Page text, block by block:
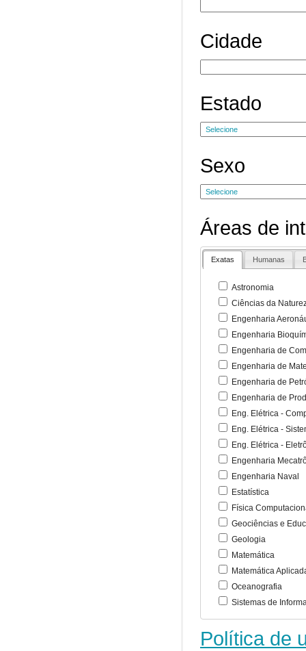
Cidade
Estado
Sexo
Áreas de
Exatas Humanas
Astronomia
Ciências da
Engenharia
Engenharia
Engenharia de
Engenharia de
Engenharia de
Engenharia de
Eng. Elétrica -
Eng. Elétrica -
Eng. Elétrica -
Engenharia
Engenharia Naval
Estatística
Física
Geociências e
Geologia
Matemática
Matemática
Oceanografia
Sistemas de
Política de